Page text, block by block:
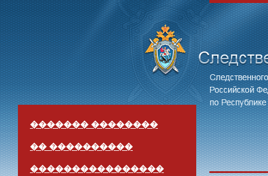
������� ��������
�� ����������
����������������